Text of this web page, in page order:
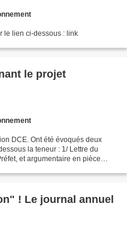
le lien ci-dessous : link
le projet
DCE. Ont été évoqués deux
la teneur : 1/ Lettre du
et argumentaire en pièce
! Le journal annuel